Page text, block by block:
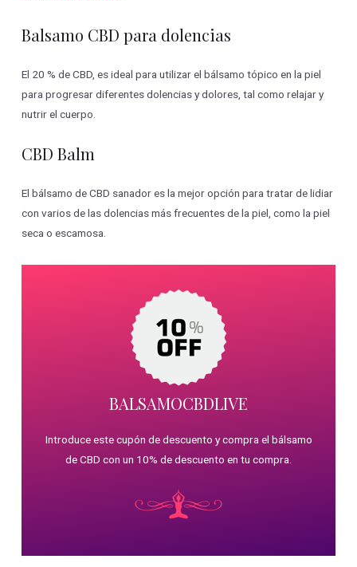
Balsamo CBD para dolencias
El 20 % de CBD, es ideal para utilizar el bálsamo tópico en la piel
para progresar diferentes dolencias y dolores, tal como relajar y
nutrir el cuerpo.
CBD Balm
El bálsamo de CBD sanador es la mejor opción para tratar de lidiar
con varios de las dolencias más frecuentes de la piel, como la piel
seca o escamosa.
BALSAMOCBDLIVE
Introduce este cupón de descuento y compra el bálsamo
de CBD con un 10% de descuento en tu compra.